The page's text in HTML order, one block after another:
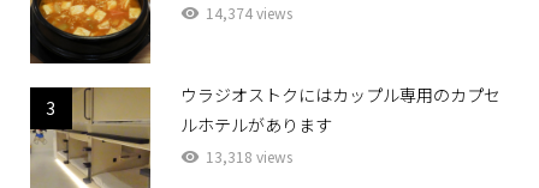
14,374 views
3
ウラジオストクにはカップル専用のカプセ
ルホテルがあります
13,318 views